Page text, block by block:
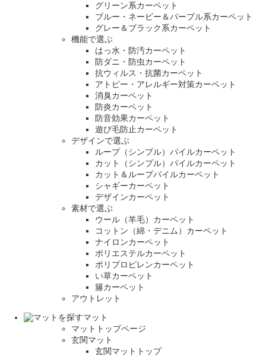
グリーン系カーペット
ブルー・ネービー＆パープル系カーペット
グレー＆ブラック系カーペット
機能で選ぶ
はっ水・防汚カーペット
防ダニ・防虫カーペット
抗ウィルス・抗菌カーペット
アトピー・アレルギー対策カーペット
消臭カーペット
防炎カーペット
防音効果カーペット
遊び毛防止カーペット
デザインで選ぶ
ループ（シンプル）パイルカーペット
カット（シンプル）パイルカーペット
カット＆ループパイルカーペット
シャギーカーペット
デザインカーペット
素材で選ぶ
ウール（羊毛）カーペット
コットン（綿・デニム）カーペット
ナイロンカーペット
ポリエステルカーペット
ポリプロピレンカーペット
い草カーペット
籐カーペット
アウトレット
マット
マットトップページ
玄関マット
玄関マットトップ